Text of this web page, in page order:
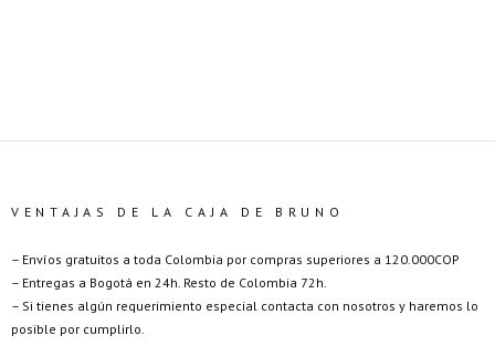
VENTAJAS DE LA CAJA DE BRUNO
– Envíos gratuitos a toda Colombia por compras superiores a 120.000COP
– Entregas a Bogotá en 24h. Resto de Colombia 72h.
– Si tienes algún requerimiento especial contacta con nosotros y haremos lo
posible por cumplirlo.